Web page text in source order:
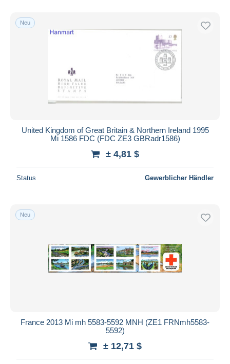
Neu
United Kingdom of Great Britain & Northern Ireland 1995
Mi 1586 FDC (FDC ZE3 GBRadr1586)
± 4,81 $
Status Gewerblicher Händler
Neu
France 2013 Mi mh 5583-5592 MNH (ZE1 FRNmh5583-
5592)
± 12,71 $